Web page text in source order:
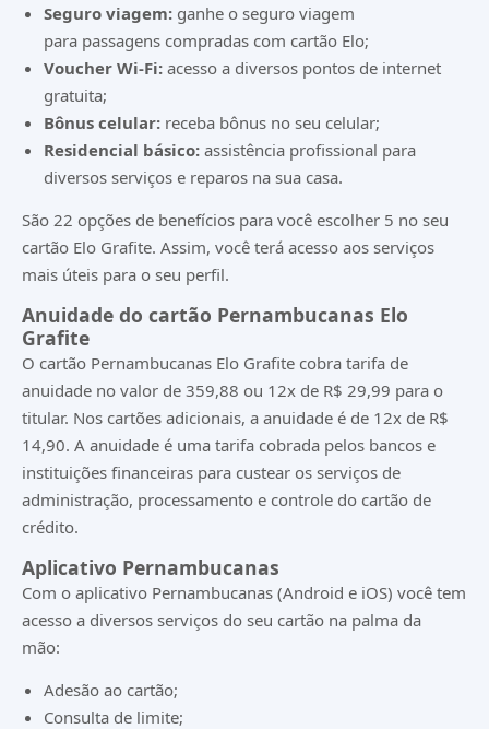
Seguro viagem: ganhe o seguro viagem
para passagens compradas com cartão Elo;
Voucher Wi-Fi: acesso a diversos pontos de internet
gratuita;
Bônus celular: receba bônus no seu celular;
Residencial básico: assistência profissional para
diversos serviços e reparos na sua casa.
São 22 opções de benefícios para você escolher 5 no seu
cartão Elo Grafite. Assim, você terá acesso aos serviços
mais úteis para o seu perfil.
Anuidade do cartão Pernambucanas Elo
Grafite
O cartão Pernambucanas Elo Grafite cobra tarifa de
anuidade no valor de 359,88 ou 12x de R$ 29,99 para o
titular. Nos cartões adicionais, a anuidade é de 12x de R$
14,90. A anuidade é uma tarifa cobrada pelos bancos e
instituições financeiras para custear os serviços de
administração, processamento e controle do cartão de
crédito.
Aplicativo Pernambucanas
Com o aplicativo Pernambucanas (Android e iOS) você tem
acesso a diversos serviços do seu cartão na palma da
mão:
Adesão ao cartão;
Consulta de limite;